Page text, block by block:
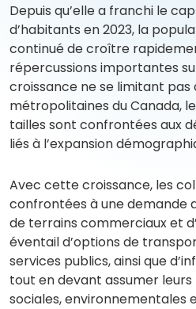
Depuis qu’elle a franchi le
d’habitants en 2023, la
continué de croître
répercussions importantes
croissance ne se limitant pas
métropolitaines du Canada,
tailles sont confrontées aux
liés à l’expansion
Avec cette croissance, les
confrontées à une demande
de terrains commerciaux et
éventail d’options de
services publics, ainsi que
tout en devant assumer
sociales, environnementales